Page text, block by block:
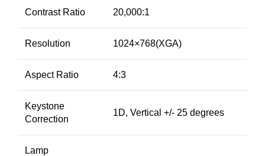
Contrast Ratio 20,000:1
Resolution 1024×768(XGA)
Aspect Ratio 4:3
Keystone
Correction
1D, Vertical +/- 25 degrees ‎
Lamp